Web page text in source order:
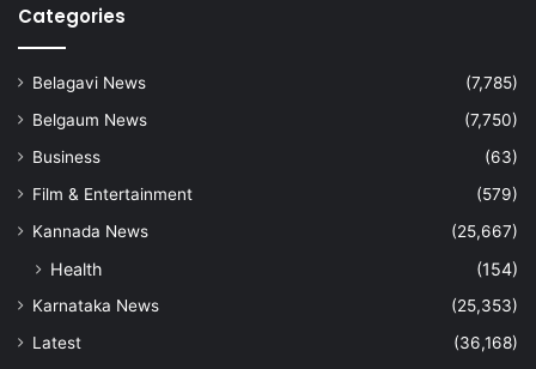
Categories
Belagavi News
(7,785)
Belgaum News
(7,750)
Business
(63)
Film & Entertainment
(579)
Kannada News
(25,667)
Health (154)
Karnataka News
(25,353)
Latest
(36,168)